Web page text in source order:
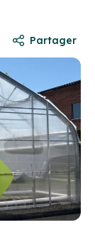
Partager